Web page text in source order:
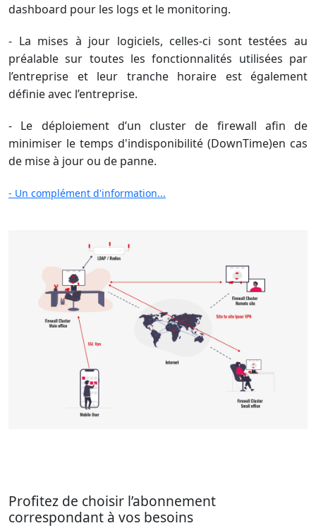
dashboard pour les logs et le monitoring.
- La mises à jour logiciels, celles-ci sont testées au
préalable sur toutes les fonctionnalités utilisées par
l’entreprise et leur tranche horaire est également
définie avec l’entreprise.
- Le déploiement d’un cluster de firewall afin de
minimiser le temps d'indisponibilité (DownTime)en cas
de mise à jour ou de panne.
- Un complément d'information...
Profitez de choisir l’abonnement
correspondant à vos besoins